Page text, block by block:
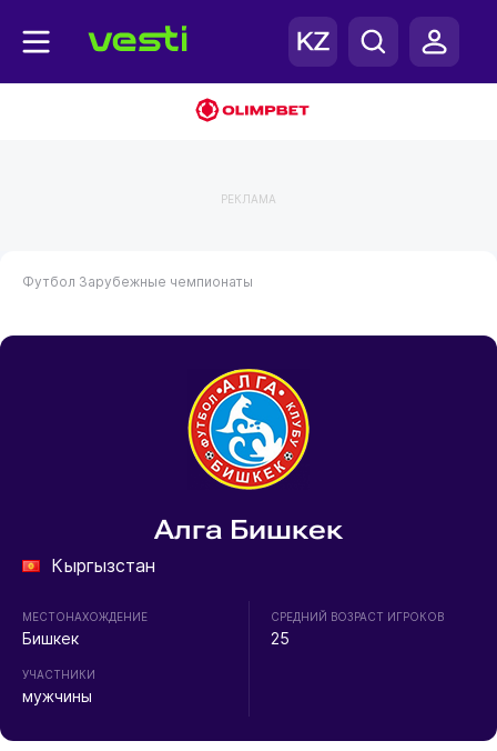
РЕКЛАМА
Футбол Зарубежные чемпионаты
Алга Бишкек
Кыргызстан
МЕСТОНАХОЖДЕНИЕ
Бишкек
УЧАСТНИКИ
мужчины
СРЕДНИЙ ВОЗРАСТ ИГРОКОВ
25